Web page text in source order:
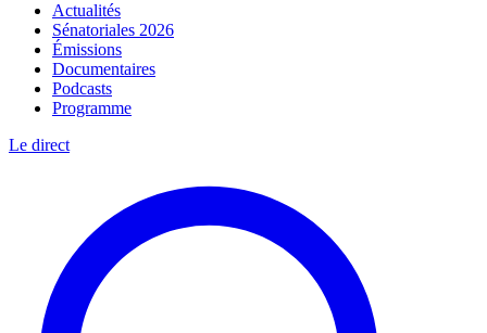
Actualités
Sénatoriales 2026
Émissions
Documentaires
Podcasts
Programme
Le direct